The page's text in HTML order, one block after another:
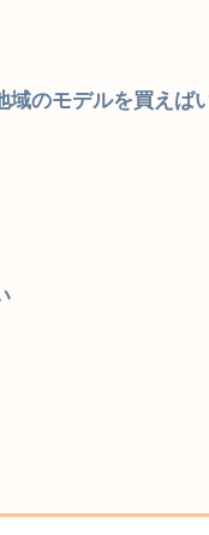
のモデルを買えば